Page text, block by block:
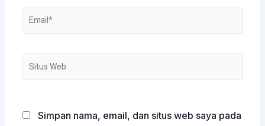
Email*
Situs
Simpan nama, email, dan situs web saya pada